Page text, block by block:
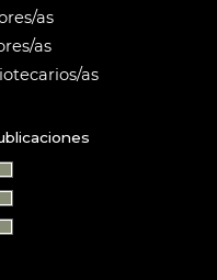
as
as
as